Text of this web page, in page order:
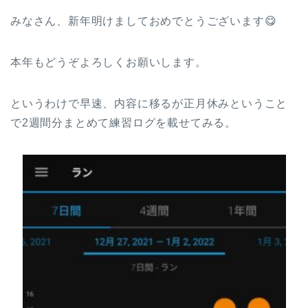
みなさん、新年明けましておめでとうございます😋
本年もどうぞよろしくお願いします。
というわけで早速、内容に移るが正月休みということ
で2週間分まとめて練習ログを載せてみる。